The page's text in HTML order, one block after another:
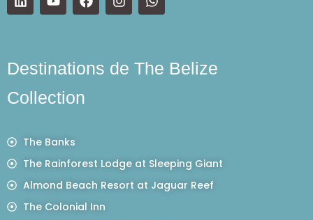
Destinations de The Belize
Collection
The Banks
The Rainforest Lodge at Sleeping Giant
Almond Beach Resort at Jaguar Reef
The Colonial Inn